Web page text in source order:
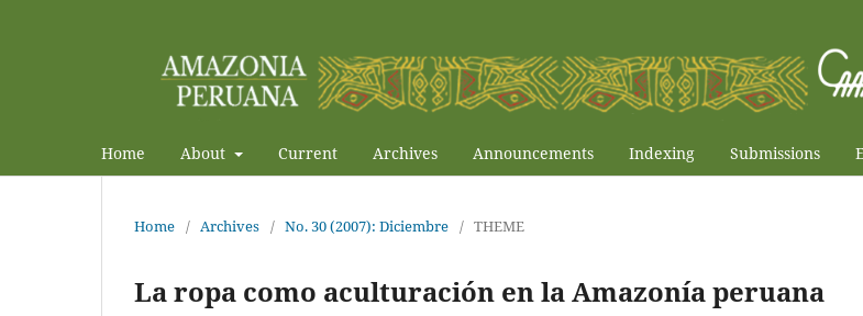
Home About Current Archives Announcements Indexing Submissions
Home / Archives / No. 30 (2007): Diciembre / THEME
La ropa como aculturación en la Amazonía peruana